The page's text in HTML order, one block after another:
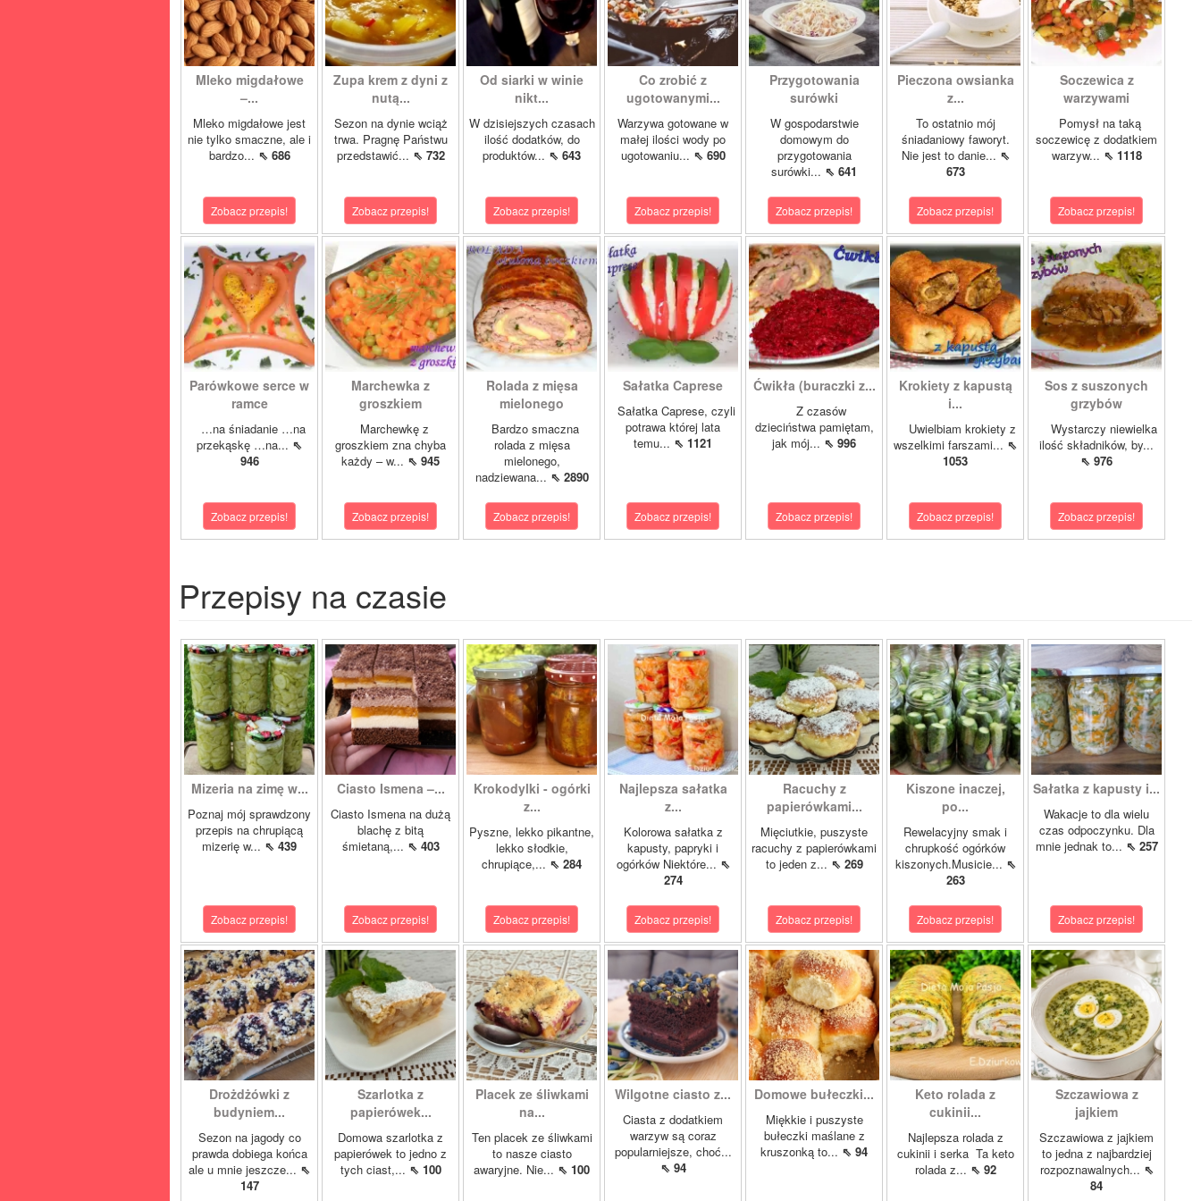
Mleko migdałowe
–...
Mleko migdałowe jest
nie tylko smaczne, ale i
bardzo... ⇖ 686
Zobacz przepis!
Zupa krem z dyni z
nutą...
Sezon na dynie wciąż
trwa. Pragnę Państwu
przedstawić... ⇖ 732
Zobacz przepis!
Od siarki w winie
nikt...
W dzisiejszych czasach
ilość dodatków, do
produktów... ⇖ 643
Zobacz przepis!
Co zrobić z
ugotowanymi...
Warzywa gotowane w
małej ilości wody po
ugotowaniu... ⇖ 690
Zobacz przepis!
Przygotowania
surówki
W gospodarstwie
domowym do
przygotowania
surówki... ⇖ 641
Zobacz przepis!
Pieczona owsianka
z...
To ostatnio mój
śniadaniowy faworyt.
Nie jest to danie... ⇖
673
Zobacz przepis!
Soczewica z
warzywami
Pomysł na taką
soczewicę z dodatkiem
warzyw... ⇖ 1118
Zobacz przepis!
Parówkowe serce w
ramce
…na śniadanie …na
przekąskę …na... ⇖
946
Zobacz przepis!
Marchewka z
groszkiem
Marchewkę z
groszkiem zna chyba
każdy – w... ⇖ 945
Zobacz przepis!
Rolada z mięsa
mielonego
Bardzo smaczna
rolada z mięsa
mielonego,
nadziewana... ⇖ 2890
Zobacz przepis!
Sałatka Caprese
Sałatka Caprese, czyli
potrawa której lata
temu... ⇖ 1121
Zobacz przepis!
Ćwikła (buraczki z...
Z czasów
dzieciństwa pamiętam,
jak mój... ⇖ 996
Zobacz przepis!
Krokiety z kapustą
i...
Uwielbiam krokiety z
wszelkimi farszami... ⇖
1053
Zobacz przepis!
Sos z suszonych
grzybów
Wystarczy niewielka
ilość składników, by...
⇖ 976
Zobacz przepis!
Przepisy na czasie
Mizeria na zimę w...
Poznaj mój sprawdzony
przepis na chrupiącą
mizerię w... ⇖ 439
Zobacz przepis!
Ciasto Ismena –...
Ciasto Ismena na dużą
blachę z bitą
śmietaną,... ⇖ 403
Zobacz przepis!
Krokodylki - ogórki
z...
Pyszne, lekko pikantne,
lekko słodkie,
chrupiące,... ⇖ 284
Zobacz przepis!
Najlepsza sałatka
z...
Kolorowa sałatka z
kapusty, papryki i
ogórków Niektóre... ⇖
274
Zobacz przepis!
Racuchy z
papierówkami...
Mięciutkie, puszyste
racuchy z papierówkami
to jeden z... ⇖ 269
Zobacz przepis!
Kiszone inaczej,
po...
Rewelacyjny smak i
chrupkość ogórków
kiszonych.Musicie... ⇖
263
Zobacz przepis!
Sałatka z kapusty i...
Wakacje to dla wielu
czas odpoczynku. Dla
mnie jednak to... ⇖ 257
Zobacz przepis!
Drożdżówki z
budyniem...
Sezon na jagody co
prawda dobiega końca
ale u mnie jeszcze... ⇖
147
Szarlotka z
papierówek...
Domowa szarlotka z
papierówek to jedno z
tych ciast,... ⇖ 100
Placek ze śliwkami
na...
Ten placek ze śliwkami
to nasze ciasto
awaryjne. Nie... ⇖ 100
Wilgotne ciasto z...
Ciasta z dodatkiem
warzyw są coraz
popularniejsze, choć...
⇖ 94
Domowe bułeczki...
Miękkie i puszyste
bułeczki maślane z
kruszonką to... ⇖ 94
Keto rolada z
cukinii...
Najlepsza rolada z
cukinii i serka Ta keto
rolada z... ⇖ 92
Szczawiowa z
jajkiem
Szczawiowa z jajkiem
to jedna z najbardziej
rozpoznawalnych... ⇖
84